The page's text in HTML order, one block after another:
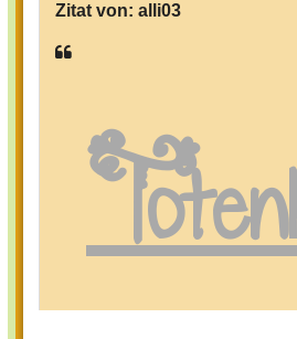
Zitat von: alli03